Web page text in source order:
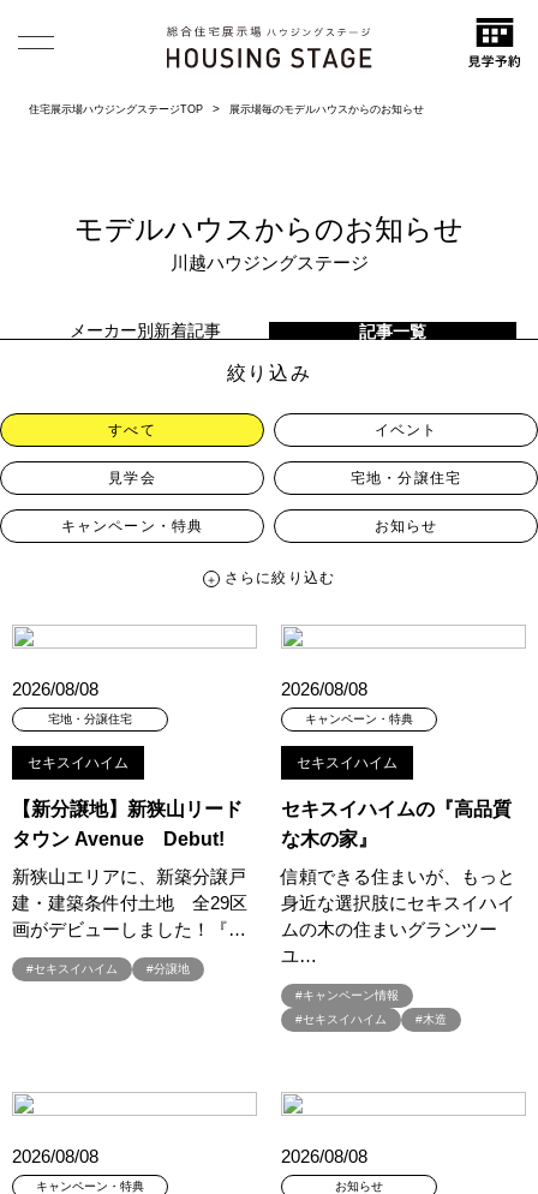
住宅展示場ハウジングステージTOP 展示場毎のモデルハウスからのお知らせ
モデルハウスからのお知らせ
川越ハウジングステージ
メーカー別新着記事 記事一覧
絞り込み
すべて イベント
見学会 宅地・分譲住宅
キャンペーン・特典 お知らせ
さらに絞り込む
カテゴリー
すべて 宅地・分譲住宅
キャンペーン・特典
ハッシュタグ
##スウェーデンハウス ＃キャンペーン ＃イベント
##スウェーデンハウス ＃内覧会 ＃イベント ##一斉現場見学会
##一斉現場見学会 #完成現場 #スウェーデンハウスの分譲住宅
#,ライフプランン #1000万円プレゼントキャンペーン #100年住宅
#2024年
#2026年カレンダー #20時から見学 #2世帯住宅
#3F建て
#amazonギフトカードプレゼント #Amazonギフトプレゼント
2026/08/08
宅地・分譲住宅
セキスイハイム
【新分譲地】新狭山リード
タウン Avenue Debut!
新狭山エリアに、新築分譲戸
建・建築条件付土地 全29区
画がデビューしました！『…
#セキスイハイム #分譲地
2026/08/08
キャンペーン・特典
セキスイハイム
セキスイハイムの『高品質
な木の家』
信頼できる住まいが、もっと
身近な選択肢にセキスイハイ
ムの木の住まいグランツー
ユ…
#キャンペーン情報
#セキスイハイム
#木造
2026/08/08
キャンペーン・特典
2026/08/08
お知らせ